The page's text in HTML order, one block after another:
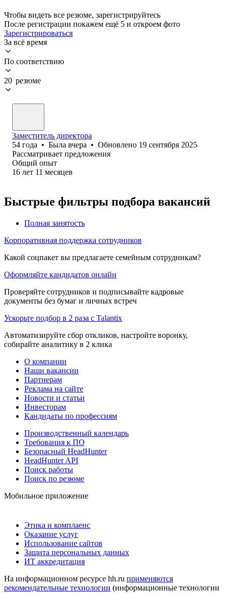
Чтобы видеть все резюме, зарегистрируйтесь
После регистрации покажем ещё 5 и откроем фото
Зарегистрироваться
За всё время
По соответствию
20 резюме
Заместитель директора
54 года • Была вчера • Обновлено 19 сентября 2025
Рассматривает предложения
Общий опыт
16 лет 11 месяцев
Быстрые фильтры подбора вакансий
Полная занятость
Корпоративная поддержка сотрудников
Какой соцпакет вы предлагаете семейным сотрудникам?
Оформляйте кандидатов онлайн
Проверяйте сотрудников и подписывайте кадровые
документы без бумаг и личных встреч
Ускорьте подбор в 2 раза с Talantix
Автоматизируйте сбор откликов, настройте воронку,
собирайте аналитику в 2 клика
О компании
Наши вакансии
Партнерам
Реклама на сайте
Новости и статьи
Инвесторам
Кандидаты по профессиям
Производственный календарь
Требования к ПО
Безопасный HeadHunter
HeadHunter API
Поиск работы
Поиск по резюме
Мобильное приложение
Этика и комплаенс
Оказание услуг
Использование сайтов
Защита персональных данных
ИТ аккредитация
На информационном ресурсе hh.ru применяются
рекомендательные технологии (информационные технологии